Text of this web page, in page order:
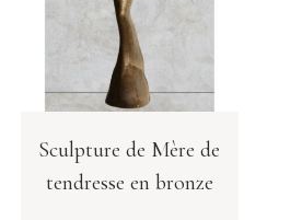
Sculpture de Mère de
tendresse en bronze